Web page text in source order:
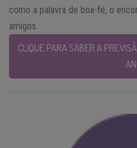
como a palavra de boa-fé, o
amigos.
CLIQUE PARA SABER A